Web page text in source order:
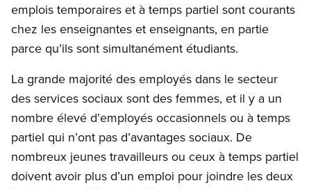
emplois temporaires et à temps partiel sont courants
chez les enseignantes et enseignants, en partie
parce qu’ils sont simultanément étudiants.
La grande majorité des employés dans le secteur
des services sociaux sont des femmes, et il y a un
nombre élevé d’employés occasionnels ou à temps
partiel qui n’ont pas d’avantages sociaux. De
nombreux jeunes travailleurs ou ceux à temps partiel
doivent avoir plus d’un emploi pour joindre les deux